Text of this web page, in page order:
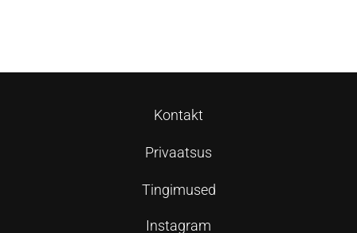
Kontakt
Privaatsus
Tingimused
Instagram